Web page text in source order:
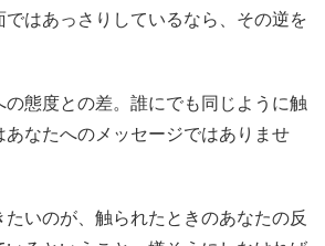
はあっさりしているなら、その逆を
の態度との差。誰にでも同じように触
あなたへのメッセージではありませ
たいのが、触られたときのあなたの反